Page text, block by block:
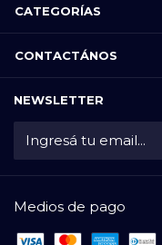
CATEGORÍAS
CONTACTÁNOS
NEWSLETTER
Medios de pago